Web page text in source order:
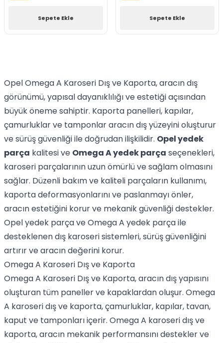
Sepete Ekle Sepete Ekle
Opel Omega A Karoseri Dış ve Kaporta, aracın dış
görünümü, yapısal dayanıklılığı ve estetiği açısından
büyük öneme sahiptir. Kaporta panelleri, kapılar,
çamurluklar ve tamponlar aracın dış yüzeyini oluşturur
ve sürüş güvenliği ile doğrudan ilişkilidir. Opel yedek
parça kalitesi ve Omega A yedek parça seçenekleri,
karoseri parçalarının uzun ömürlü ve sağlam olmasını
sağlar. Düzenli bakım ve kaliteli parçaların kullanımı,
kaporta deformasyonlarını ve paslanmayı önler,
aracın estetiğini korur ve mekanik güvenliği destekler.
Opel yedek parça ve Omega A yedek parça ile
desteklenen dış karoseri sistemleri, sürüş güvenliğini
artırır ve aracın değerini korur.
Omega A Karoseri Dış ve Kaporta
Omega A Karoseri Dış ve Kaporta, aracın dış yapısını
oluşturan tüm paneller ve kapaklardan oluşur. Omega
A karoseri dış ve kaporta, çamurluklar, kapılar, tavan,
kaput ve tamponları içerir. Omega A karoseri dış ve
kaporta, aracın mekanik performansını destekler ve